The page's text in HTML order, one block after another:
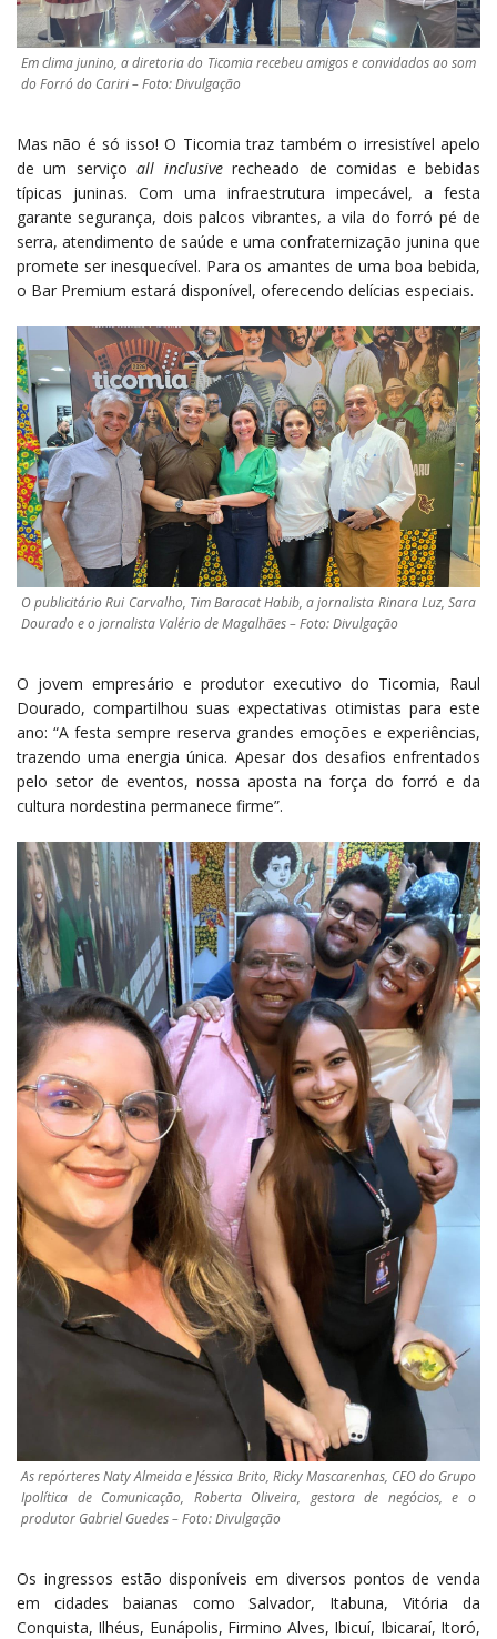
Em clima junino, a diretoria do Ticomia recebeu amigos e convidados ao som
do Forró do Cariri – Foto: Divulgação
Mas não é só isso! O Ticomia traz também o irresistível apelo
de um serviçoall inclusiverecheado de comidas e bebidas
típicas juninas. Com uma infraestrutura impecável, a festa
garante segurança, dois palcos vibrantes, a vila do forró pé de
serra, atendimento de saúde e uma confraternização junina que
promete ser inesquecível. Para os amantes de uma boa bebida,
o Bar Premium estará disponível, oferecendo delícias especiais.
O publicitário Rui Carvalho, Tim Baracat Habib, a jornalista Rinara Luz, Sara
Dourado e o jornalista Valério de Magalhães – Foto: Divulgação
O jovem empresário e produtor executivo do Ticomia, Raul
Dourado, compartilhou suas expectativas otimistas para este
ano: “A festa sempre reserva grandes emoções e experiências,
trazendo uma energia única. Apesar dos desafios enfrentados
pelo setor de eventos, nossa aposta na força do forró e da
cultura nordestina permanece firme”.
As repórteres Naty Almeida e Jéssica Brito, Ricky Mascarenhas, CEO do Grupo
Ipolítica de Comunicação, Roberta Oliveira, gestora de negócios, e o
produtor Gabriel Guedes – Foto: Divulgação
Os ingressos estão disponíveis em diversos pontos de venda
em cidades baianas como Salvador, Itabuna, Vitória da
Conquista, Ilhéus, Eunápolis, Firmino Alves, Ibicuí, Ibicaraí, Itoró,